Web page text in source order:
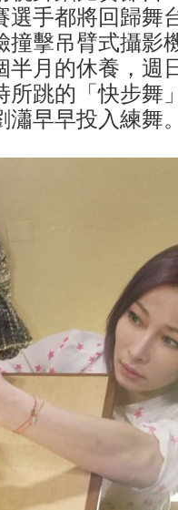
手都將回歸舞
撞擊吊臂式攝影
半月的休養，週
所跳的「快步舞
瀟早早投入練舞